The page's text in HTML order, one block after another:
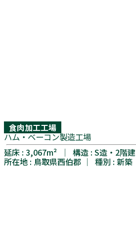
食肉加工工場
ハム・ベーコン製造工場
延床 : 3,067m² │ 構造 : S造・2階建
所在地 : 鳥取県西伯郡 │ 種別 : 新築